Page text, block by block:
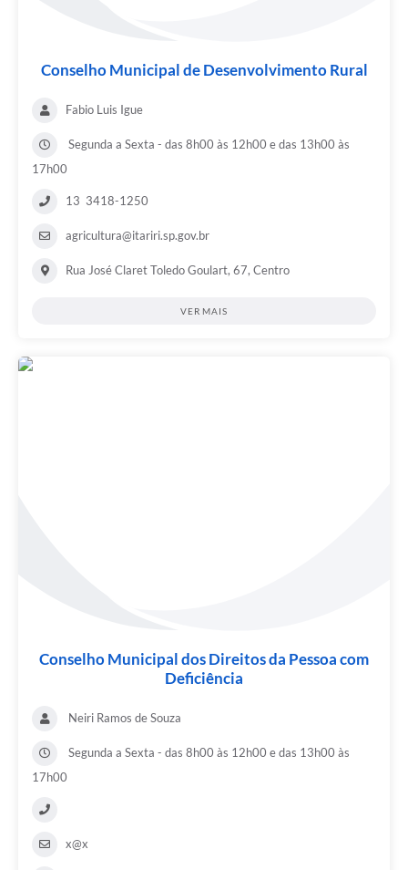
Conselho Municipal de Desenvolvimento Rural
Fabio Luis Igue
Segunda a Sexta - das 8h00 às 12h00 e das 13h00 às
17h00
13 3418-1250
agricultura@itariri.sp.gov.br
Rua José Claret Toledo Goulart, 67, Centro
VER MAIS
Conselho Municipal dos Direitos da Pessoa com
Deficiência
Neiri Ramos de Souza
Segunda a Sexta - das 8h00 às 12h00 e das 13h00 às
17h00
x@x